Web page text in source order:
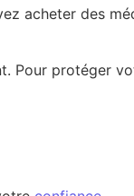
acheter des
Pour protéger